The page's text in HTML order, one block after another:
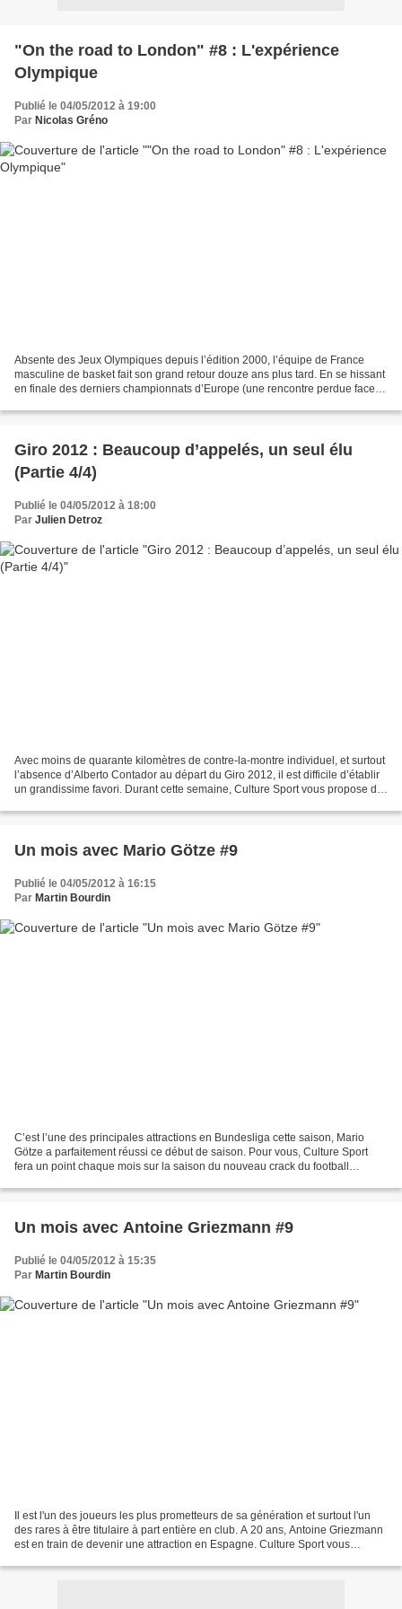
"On the road to London" #8 : L'expérience
Olympique
Publié le 04/05/2012 à 19:00
Par Nicolas Gréno
Absente des Jeux Olympiques depuis l’édition 2000, l’équipe de France
masculine de basket fait son grand retour douze ans plus tard. En se hissant
en finale des derniers championnats d’Europe (une rencontre perdue face
Giro 2012 : Beaucoup d’appelés, un seul élu
(Partie 4/4)
Publié le 04/05/2012 à 18:00
Par Julien Detroz
Avec moins de quarante kilomètres de contre-la-montre individuel, et surtout
l’absence d’Alberto Contador au départ du Giro 2012, il est difficile d’établir
un grandissime favori. Durant cette semaine, Culture Sport vous propose de
Un mois avec Mario Götze #9
Publié le 04/05/2012 à 16:15
Par Martin Bourdin
C’est l’une des principales attractions en Bundesliga cette saison, Mario
Götze a parfaitement réussi ce début de saison. Pour vous, Culture Sport
fera un point chaque mois sur la saison du nouveau crack du football
Un mois avec Antoine Griezmann #9
Publié le 04/05/2012 à 15:35
Par Martin Bourdin
Il est l'un des joueurs les plus prometteurs de sa génération et surtout l'un
des rares à être titulaire à part entière en club. A 20 ans, Antoine Griezmann
est en train de devenir une attraction en Espagne. Culture Sport vous